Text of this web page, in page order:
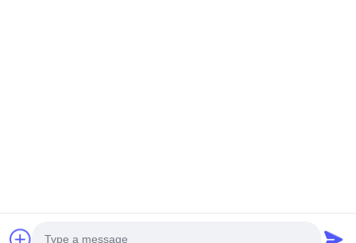
©2023- Baoji Hengtong Electronics Co., LTD. Tất cả các quyền được bảo